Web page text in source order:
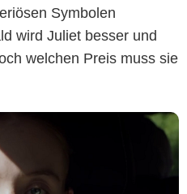
Symbolen
wird Juliet besser und
welchen Preis muss sie